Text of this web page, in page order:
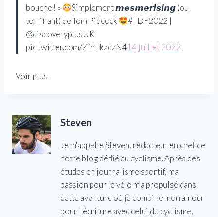
bouche ! »
Simplement 𝙢𝙚𝙨𝙢𝙚𝙧𝙞𝙨𝙞𝙣𝙜 (ou
terrifiant) de Tom Pidcock
#TDF2022 |
@discoveryplusUK
pic.twitter.com/ZfnEkzdzN414 juillet 2022
Voir plus
Steven
Je m'appelle Steven, rédacteur en chef de
notre blog dédié au cyclisme. Après des
études en journalisme sportif, ma
passion pour le vélo m'a propulsé dans
cette aventure où je combine mon amour
pour l'écriture avec celui du cyclisme,